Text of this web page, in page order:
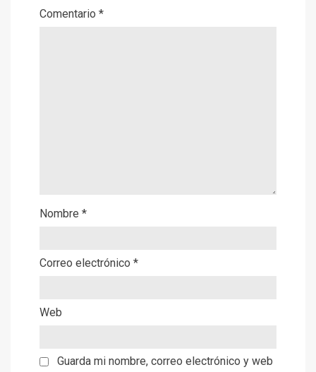
Comentario *
Nombre *
Correo electrónico *
Web
Guarda mi nombre, correo electrónico y web